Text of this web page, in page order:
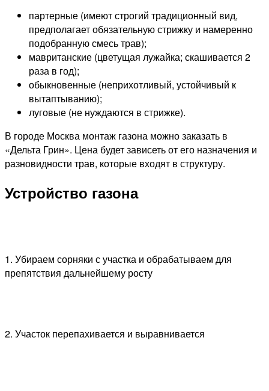
партерные (имеют строгий традиционный вид,
предполагает обязательную стрижку и намеренно
подобранную смесь трав);
мавританские (цветущая лужайка; скашивается 2
раза в год);
обыкновенные (неприхотливый, устойчивый к
вытаптыванию);
луговые (не нуждаются в стрижке).
В городе Москва монтаж газона можно заказать в
«Дельта Грин». Цена будет зависеть от его назначения и
разновидности трав, которые входят в структуру.
Устройство газона
1. Убираем сорняки с участка и обрабатываем для
препятствия дальнейшему росту
2. Участок перепахивается и выравнивается